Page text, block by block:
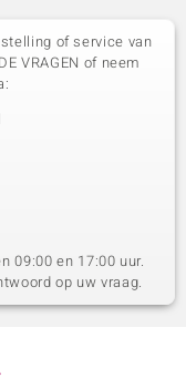
of service van
VRAGEN of neem
09:00 en 17:00 uur.
op uw vraag.